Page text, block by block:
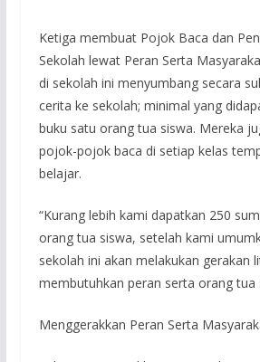
Ketiga membuat Pojok Baca dan
Sekolah lewat Peran Serta
di sekolah ini menyumbang secara
cerita ke sekolah; minimal yang
buku satu orang tua siswa. Mereka
pojok-pojok baca di setiap kelas
belajar.
“Kurang lebih kami dapatkan 250
orang tua siswa, setelah kami
sekolah ini akan melakukan gerakan
membutuhkan peran serta orang tua
Menggerakkan Peran Serta